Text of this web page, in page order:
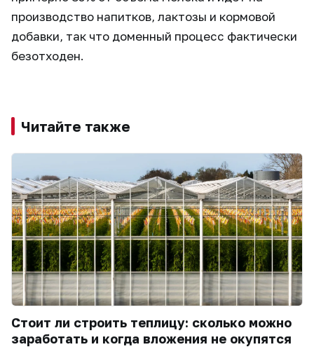
производство напитков, лактозы и кормовой
добавки, так что доменный процесс фактически
безотходен.
Читайте также
Стоит ли строить теплицу: сколько можно
заработать и когда вложения не окупятся